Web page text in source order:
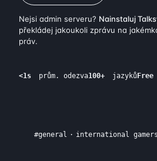
Nejsi admin serveru? Nainstaluj
překládej jakoukoli zprávu na
práv.
<1s prům. odezva100+ jazykůFree
#general · international gamers